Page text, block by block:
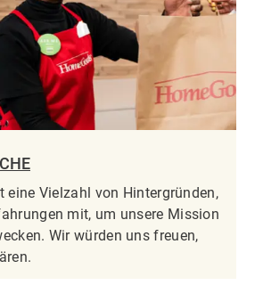
eine Vielzahl von Hintergründen,
mit, um unsere Mission
Wir würden uns freuen,